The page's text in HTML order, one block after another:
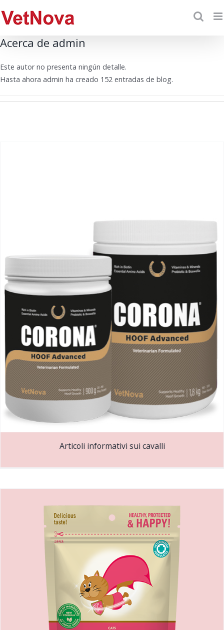
al
Acerca de admin
Este autor no presenta ningún detalle.
Hasta ahora admin ha creado 152 entradas de blog.
Articoli informativi sui cavalli